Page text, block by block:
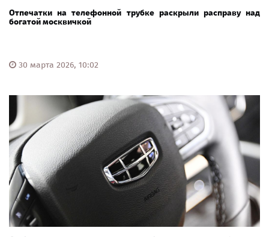
Отпечатки на телефонной трубке раскрыли расправу над
богатой москвичкой
30 марта 2026, 10:02